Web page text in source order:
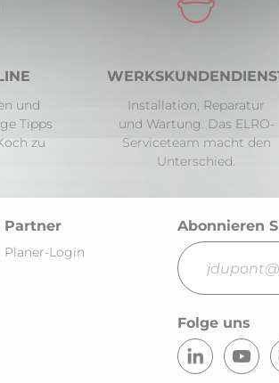
und
Tipps
zu
Installation, Reparatur
und Wartung. Das ELRO-
Serviceteam macht den
Unterschied.
Partner
Planer-Login
Abonnieren
Folge uns